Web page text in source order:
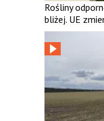
Rośliny
bliżej. UE